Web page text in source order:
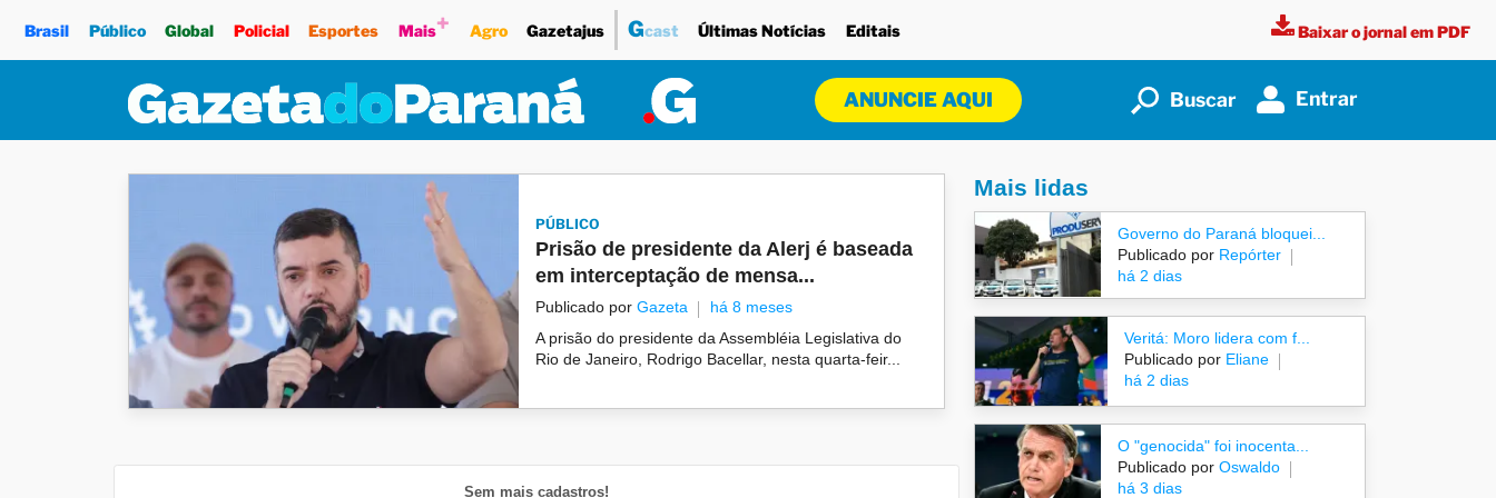
Brasil Público Global Policial Esportes Mais+ Agro Gazetajus Gcast Últimas Notícias Editais Baixar o jornal em PDF
ANUNCIE AQUI Buscar Entrar
PÚBLICO
Prisão de presidente da Alerj é baseada
em interceptação de mensa...
Publicado porGazeta
há 8 meses
A prisão do presidente da Assembléia Legislativa do
Rio de Janeiro, Rodrigo Bacellar, nesta quarta-feir...
Sem mais cadastros!
Mais lidas
Governo do Paraná bloquei...
Publicado por Repórter
há 2 dias
Veritá: Moro lidera com f...
Publicado porEliane
há 2 dias
O "genocida" foi inocenta...
Publicado por Oswaldo
há 3 dias